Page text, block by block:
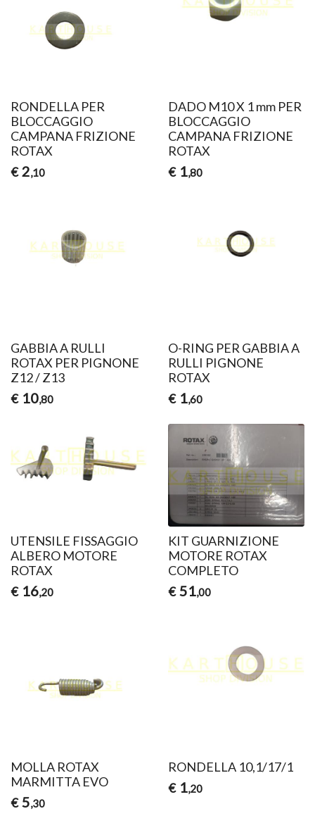
RONDELLA PER
BLOCCAGGIO
CAMPANA FRIZIONE
ROTAX
€ 2,10
DADO M10 X 1 mm PER
BLOCCAGGIO
CAMPANA FRIZIONE
ROTAX
€ 1,80
GABBIA A RULLI
ROTAX PER PIGNONE
Z12 / Z13
€ 10,80
O-RING PER GABBIA A
RULLI PIGNONE
ROTAX
€ 1,60
UTENSILE FISSAGGIO
ALBERO MOTORE
ROTAX
€ 16,20
KIT GUARNIZIONE
MOTORE ROTAX
COMPLETO
€ 51,00
MOLLA ROTAX
MARMITTA EVO
€ 5,30
RONDELLA 10,1/17/1
€ 1,20